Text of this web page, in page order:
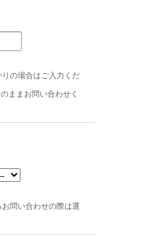
の場合はご入力くだ
ままお問い合わせく
問い合わせの際は選